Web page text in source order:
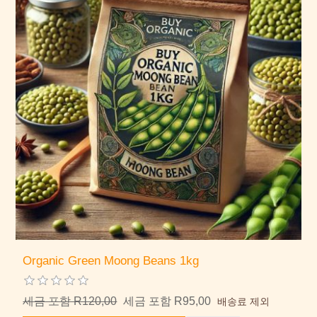
Organic Green Moong Beans 1kg
세금 포함 R120,00 세금 포함 R95,00 배송료 제외